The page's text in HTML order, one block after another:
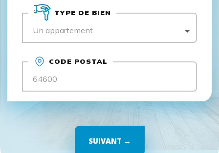
TYPE DE BIEN
Un appartement
CODE POSTAL
SUIVANT →